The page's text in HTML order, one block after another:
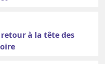
à la tête des